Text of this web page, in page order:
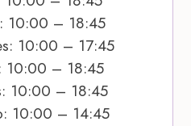
10:00 – 18:45
10:00 – 17:45
10:00 – 18:45
10:00 – 18:45
10:00 – 14:45